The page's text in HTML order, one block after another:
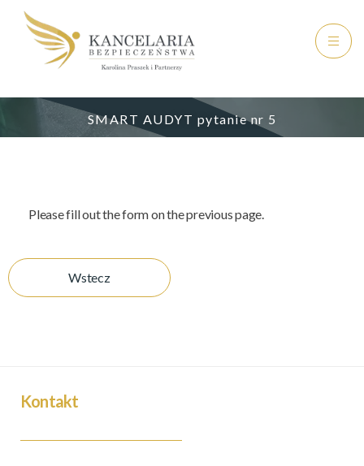
SMART AUDYT pytanie nr 5
Please fill out the form on the previous page.
Wstecz
Kontakt